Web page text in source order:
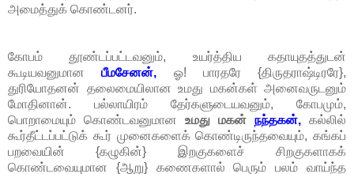
அமைத்துக் கொண்டனர்.
கோபம் தூண்டப்பட்டவனும், உயர்த்திய கதாயுதத்துடன்
கூடியவனுமானபீமசேனன், ஓ! பாரதரே {திருதராஷ்டிரரே},
துரியோதனன் தலைமையிலான உமது மகன்கள் அனைவருடனும்
மோதினான். பல்லாயிரம் தேர்களுடையவனும், கோபமும்,
பொறாமையும் கொண்டவனுமான உமது மகன் நந்தகன், கல்லில்
கூர்தீட்டப்பட்டுக் கூர் முனைகளைக் கொண்டிருந்தவையும், கங்கப்
பறவையின் {கழுகின்} இறகுகளைச் சிறகுகளாகக்
கொண்டவையுமான {ஆறு} கணைகளால் பெரும் பலம் வாய்ந்த